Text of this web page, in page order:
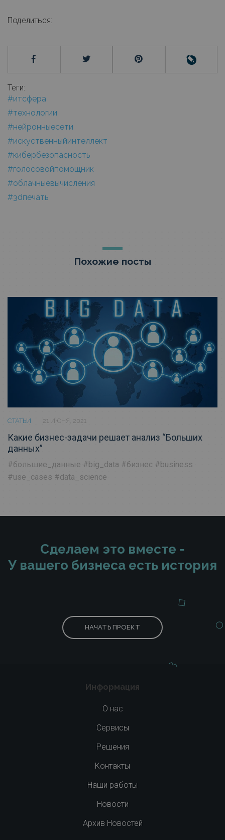
Поделиться:
Теги:
#итсфера
#технологии
#нейронныесети
#искуственныйинтеллект
#кибербезопасность
#голосовойпомощник
#облачныевычисления
#3dпечать
Похожие посты
СТАТЬИ 21 ИЮНЯ, 2021
Какие бизнес-задачи решает анализ “Больших
данных”
#большие_данные #big_data #бизнес #business
#use_cases #data_science
Сделаем это вместе -
У вашего бизнеса есть история
НАЧАТЬ ПРОЕКТ
Информация
О нас
Сервисы
Решения
Контакты
Наши работы
Новости
Архив Новостей